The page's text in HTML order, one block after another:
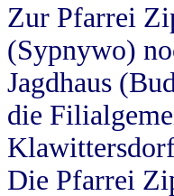
Zur Pfarrei
(Sypnywo)
Jagdhaus
die
Die Pfarrei